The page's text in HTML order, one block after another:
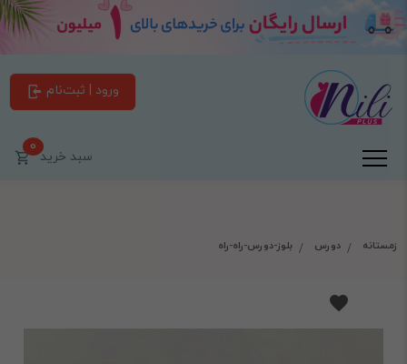
ورود | ثبت‌نام
سبد خرید0
زمستانه دورس بلوز-دورس-راه-راه